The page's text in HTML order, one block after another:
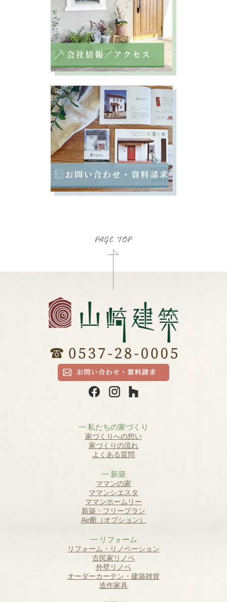
私たちの家づくり
家づくりへの想い
家づくりの流れ
よくある質問
新築
ママンの家
ママンシエスタ
ママンホームリー
新築・フリープラン
Air断（オプション）
リフォーム
リフォーム・リノベーション
古民家リノベ
外壁リノベ
オーダーカーテン・建築雑貨
造作家具